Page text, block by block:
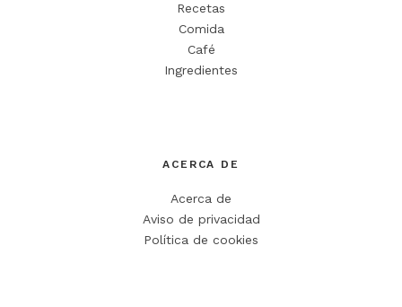
Recetas
Comida
Café
Ingredientes
ACERCA DE
Acerca de
Aviso de privacidad
Política de cookies